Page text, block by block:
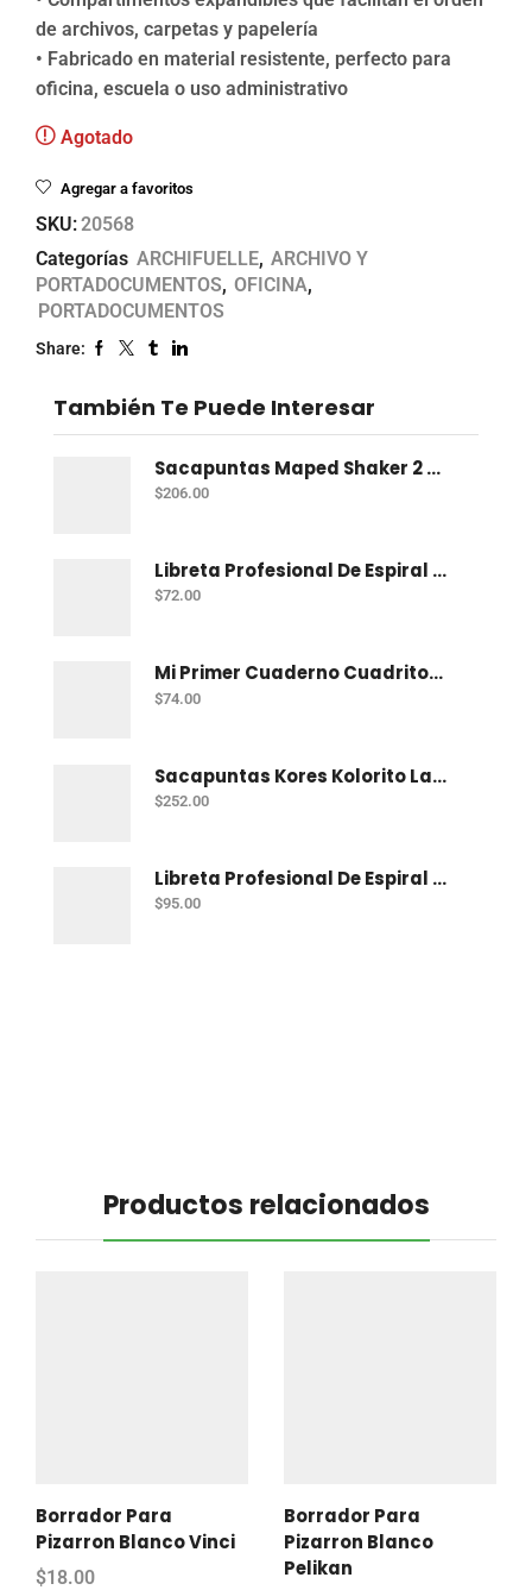
de archivos, carpetas y papelería
• Fabricado en material resistente, perfecto para
oficina, escuela o uso administrativo
Agotado
Agregar a favoritos
SKU:20568
Categorías ARCHIFUELLE, ARCHIVO Y
PORTADOCUMENTOS, OFICINA,
PORTADOCUMENTOS
Share:
También Te Puede Interesar
Sacapuntas Maped Shaker 2 Orificios - Bote Con 12
$206.00
Libreta Profesional De Espiral Norma Color 100 H C-7
$72.00
Mi Primer Cuaderno Cuadritos "A" (10Mm) 50 Hojas Norma
$74.00
Sacapuntas Kores Kolorito Lapiz 1 Orif C/20
$252.00
Libreta Profesional De Espiral Printaform Arcoiris Pastel 100 H Ry
$95.00
Productos relacionados
Borrador Para
Pizarron Blanco Vinci
$18.00
Borrador Para
Pizarron Blanco
Pelikan